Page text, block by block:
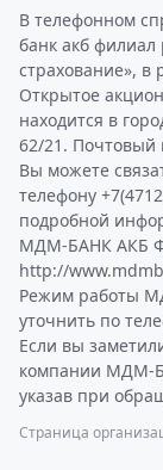
В телефонном
банк акб
страхование», в
Открытое
находится в
62/21. Почтовый
Вы можете
телефону
подробной
МДМ-БАНК АКБ
http://
Режим работы
уточнить по
Если вы
компании МДМ-
указав при
Страница